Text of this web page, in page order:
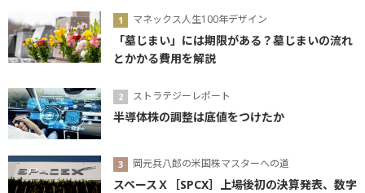
マネックス人生100年デザイン
「墓じまい」には期限がある？墓じまいの流れ
とかかる費用を解説
ストラテジーレポート
半導体株の調整は底値をつけたか
岡元兵八郎の米国株マスターへの道
スペースＸ［SPCX］上場後初の決算発表、数字